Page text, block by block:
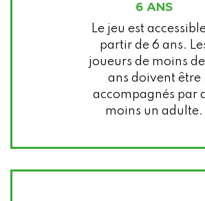
6 ANS
Le jeu est
partir de 6 ans.
joueurs de moins de
ans doivent être
accompagnés par
moins un adulte.